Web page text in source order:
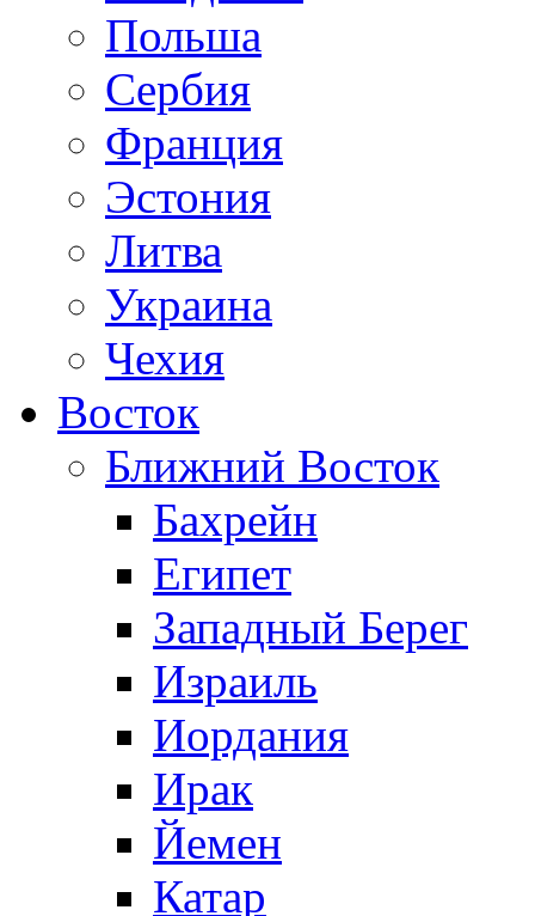
Польша
Сербия
Франция
Эстония
Литва
Украина
Чехия
Восток
Ближний Восток
Бахрейн
Египет
Западный Берег
Израиль
Иордания
Ирак
Йемен
Катар